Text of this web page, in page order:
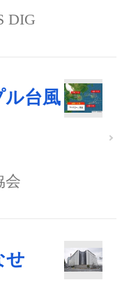
DIG
ル台風
会
せ